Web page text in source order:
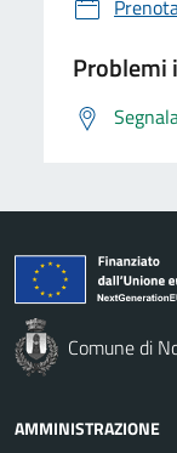
Problemi
Comune di
AMMINISTRAZIONE